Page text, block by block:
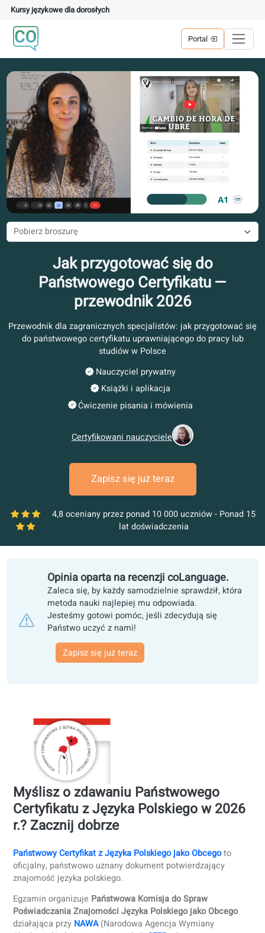
Kursy językowe dla dorosłych
Portal
Jak przygotować się do
Państwowego Certyfikatu —
przewodnik 2026
do państwowego certyfikatu uprawniającego do pracy
studiów w Polsce
Nauczyciel prywatny
Książki i aplikacja
Ćwiczenie pisania i mówienia
Certyfikowani nauczyciele
Zapisz się już teraz
4,8 oceniany przez ponad 10 000 uczniów -
lat doświadczenia
Opinia oparta na recenzji coLanguage.
Zaleca się, by każdy samodzielnie sprawdził,
Zapisz się już teraz
Myślisz o zdawaniu Państwowego
Certyfikatu z Języka Polskiego w
r.? Zacznij dobrze